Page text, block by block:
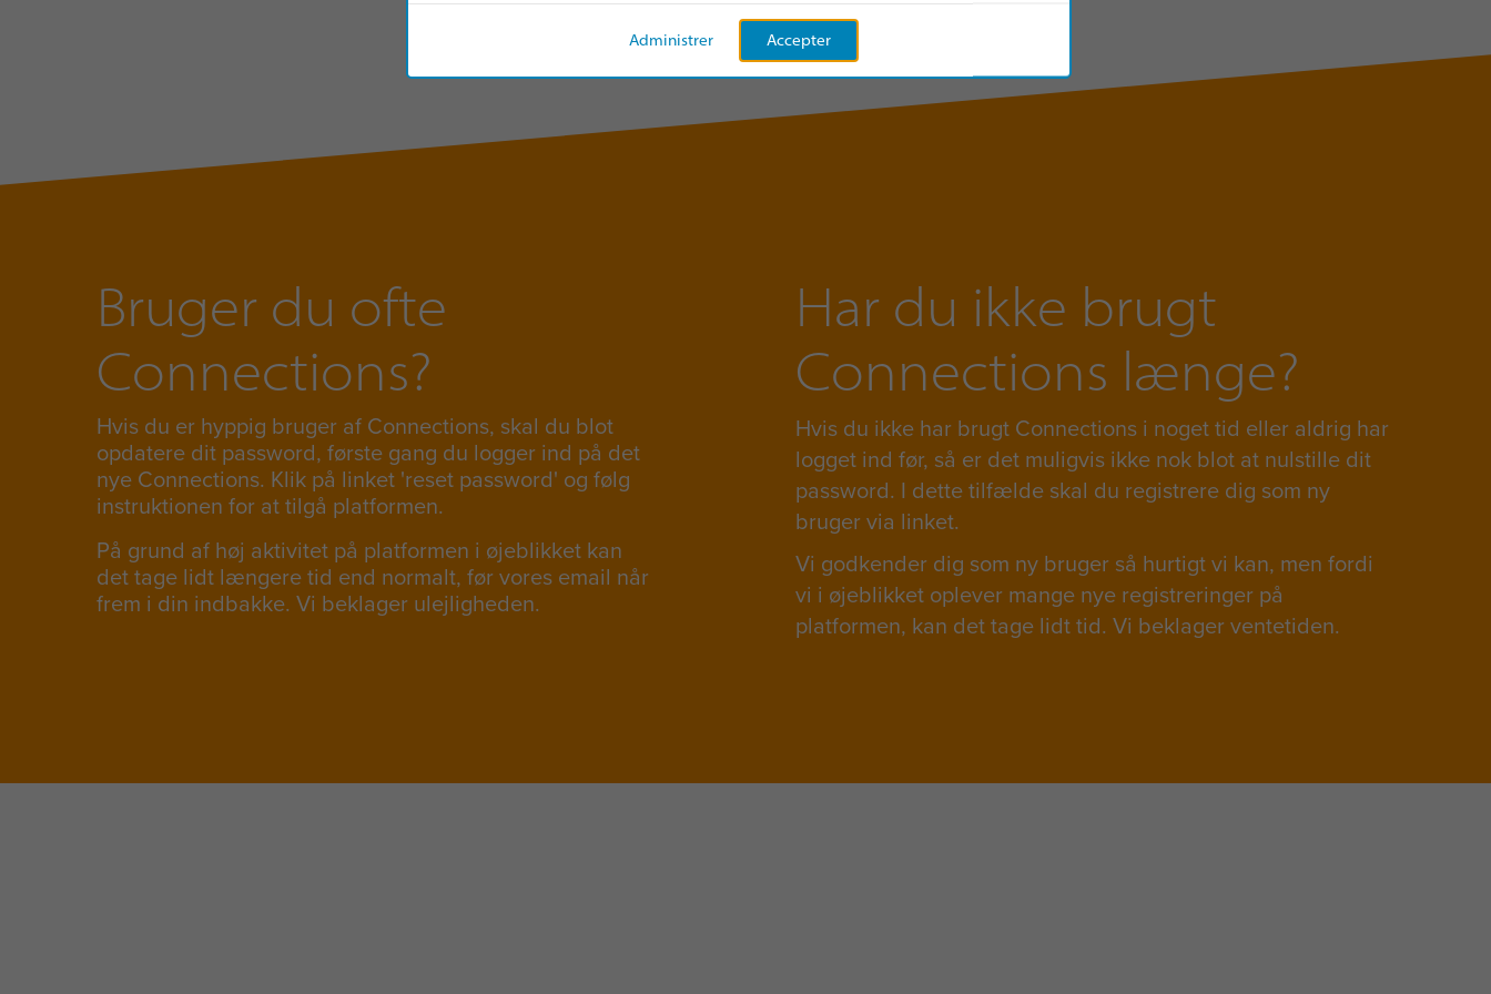
Bruger du ofte
Connections?
Hvis du er hyppig bruger af Connections, skal du blot
opdatere dit password, første gang du logger ind på det
nye Connections. Klik på linket 'reset password' og følg
instruktionen for at tilgå platformen.
På grund af høj aktivitet på platformen i øjeblikket kan
det tage lidt længere tid end normalt, før vores email når
frem i din indbakke. Vi beklager ulejligheden.
Har du ikke brugt
Connections længe?
Hvis du ikke har brugt Connections i noget tid eller aldrig har
logget ind før, så er det muligvis ikke nok blot at nulstille dit
password. I dette tilfælde skal du registrere dig som ny
bruger via linket.
Vi godkender dig som ny bruger så hurtigt vi kan, men fordi
vi i øjeblikket oplever mange nye registreringer på
platformen, kan det tage lidt tid. Vi beklager ventetiden.
Accepter
Administrer